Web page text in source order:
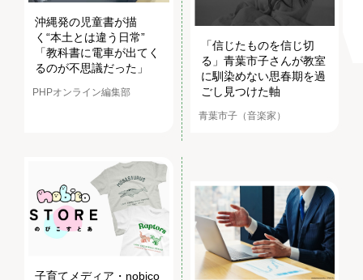
沖縄発の児童書が描
く“本土とは違う日常”
「教科書に電車が出てく
るのが不思議だった」
PHPオンライン編集部
「信じたものを信じ切
る」青葉市子さんが教室
に馴染めない思春期を過
ごし見つけた軸
青葉市子（音楽家）
子育てメディア・nobico